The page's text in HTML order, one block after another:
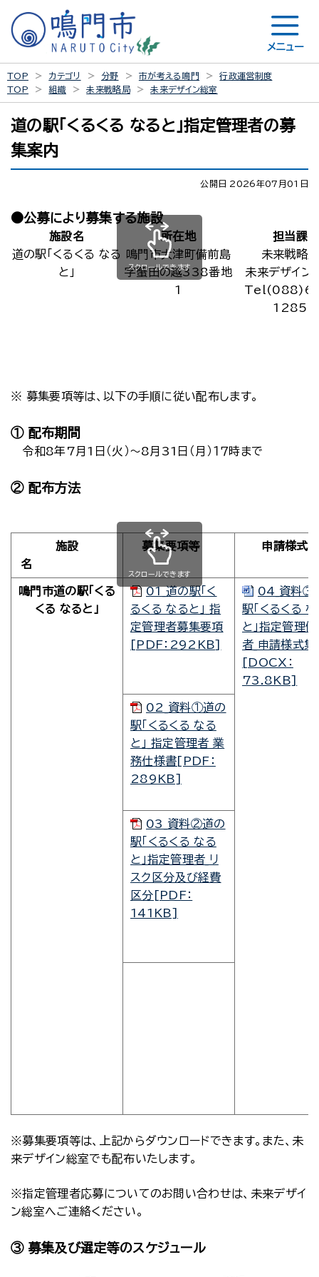
メニュー
TOP カテゴリ 分野 市が考える鳴門
行政運営制度
TOP
組織 未来戦略局 未来デザイン総室
道の駅「くるくる なると」指定管理者の募
集案内
公開日 2026年07月01日
●公募により募集する施設
施設名 所在地
担当課
道の駅「くるくる なる
と」
鳴門市大津町備前島
字蟹田の越338番地
1
未来戦略局
未来デザイン
1285
スクロールできます
※ 募集要項等は、以下の手順に従い配布します。
① 配布期間
令和8年7月1日（火）～8月31日（月）１７時まで
② 配布方法
施設
名
募集要項等 申請様式集
鳴門市道の駅「くる
くる なると」
01_道の駅「く
るくる なると」_指
定管理者募集要項
[PDF：292KB]
04_資料③
駅「くるくる
と」指定管理
者_申請様式集
[DOCX：
73.8KB]
02_資料①道の
駅「くるくる なる
と」_指定管理者 業
務仕様書[PDF：
289KB]
03_資料②道の
駅「くるくる なる
と」指定管理者_リ
スク区分及び経費
区分[PDF：
141KB]
スクロールできます
※募集要項等は、上記からダウンロードできます。また、未
来デザイン総室でも配布いたします。
※指定管理者応募についてのお問い合わせは、未来デザイ
ン総室へご連絡ください。
③ 募集及び選定等のスケジュール